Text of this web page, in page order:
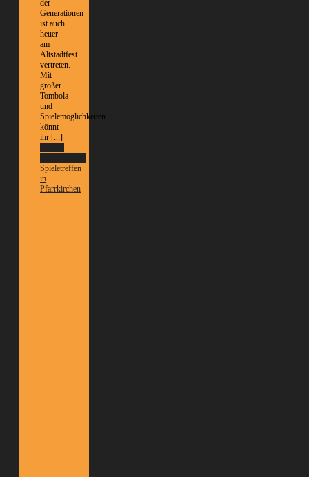
der
Generationen
ist auch
heuer
am
Altstadtfest
vertreten.
Mit
großer
Tombola
und
Spielemöglichkeiten
könnt
ihr [...]
Spieletreffen
in
Pfarrkirchen